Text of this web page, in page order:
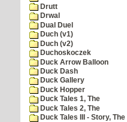
Drutt
Drwal
Dual Duel
Duch (v1)
Duch (v2)
Duchoskoczek
Duck Arrow Balloon
Duck Dash
Duck Gallery
Duck Hopper
Duck Tales 1, The
Duck Tales 2, The
Duck Tales III - Story, The